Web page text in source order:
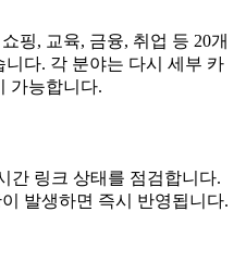
핑, 교육, 금융, 취업 등 20개
다. 각 분야는 다시 세부 카
가능합니다.
간 링크 상태를 점검합니다.
발생하면 즉시 반영됩니다.